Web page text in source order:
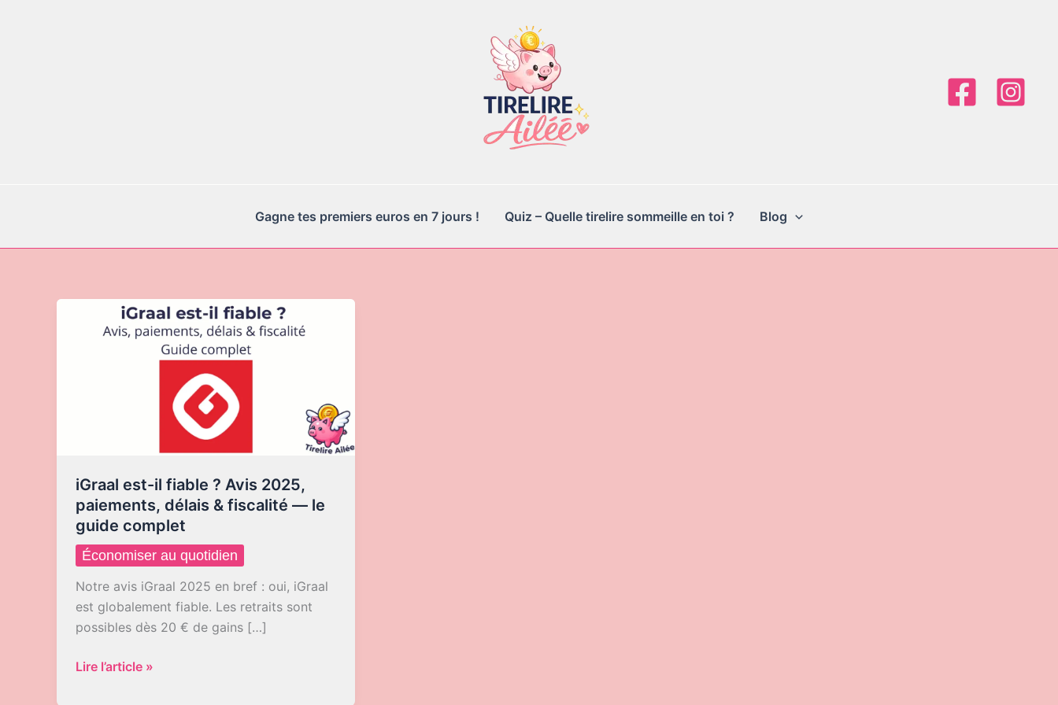
Gagne tes premiers euros en 7 jours ! Quiz – Quelle tirelire sommeille en toi ? Blog
iGraal est-il fiable ? Avis 2025,
paiements, délais & fiscalité — le
guide complet
Économiser au quotidien
Notre avis iGraal 2025 en bref : oui, iGraal
est globalement fiable. Les retraits sont
possibles dès 20 € de gains […]
iGraal
Lire l’article »